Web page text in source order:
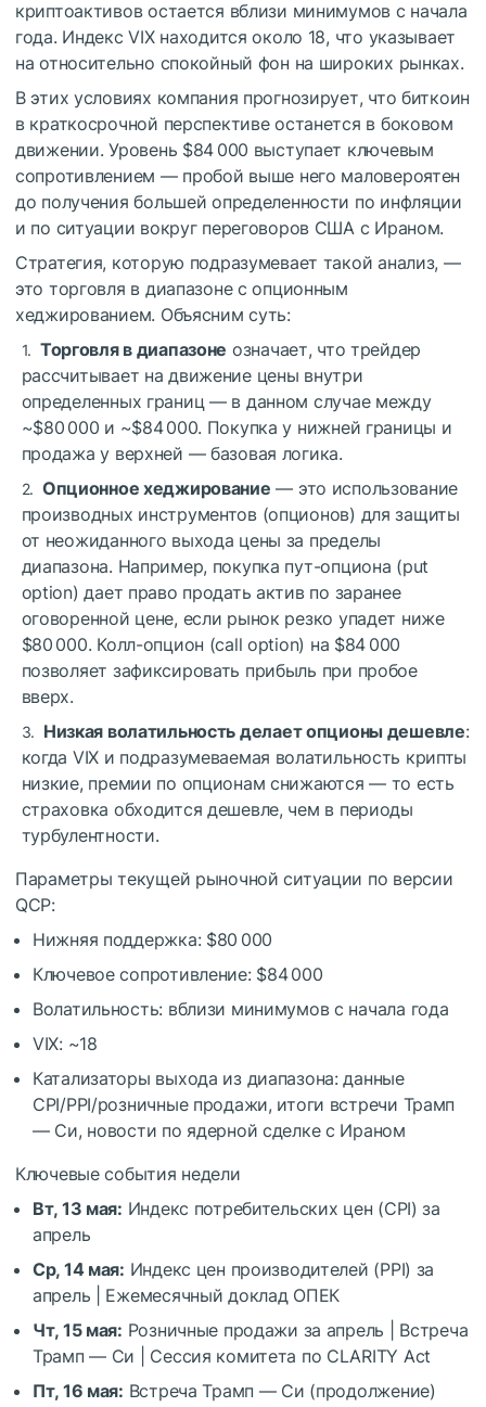
криптоактивов остается вблизи минимумов с начала
года. Индекс VIX находится около 18, что указывает
на относительно спокойный фон на широких рынках.
В этих условиях компания прогнозирует, что биткоин
в краткосрочной перспективе останется в боковом
движении. Уровень $84 000 выступает ключевым
сопротивлением — пробой выше него маловероятен
до получения большей определенности по инфляции
и по ситуации вокруг переговоров США с Ираном.
Стратегия, которую подразумевает такой анализ, —
это торговля в диапазоне с опционным
хеджированием. Объясним суть:
Торговля в диапазоне означает, что трейдер
рассчитывает на движение цены внутри
определенных границ — в данном случае между
~$80 000 и ~$84 000. Покупка у нижней границы и
продажа у верхней — базовая логика.
Опционное хеджирование — это использование
производных инструментов (опционов) для защиты
от неожиданного выхода цены за пределы
диапазона. Например, покупка пут-опциона (put
option) дает право продать актив по заранее
оговоренной цене, если рынок резко упадет ниже
$80 000. Колл-опцион (call option) на $84 000
позволяет зафиксировать прибыль при пробое
вверх.
Низкая волатильность делает опционы дешевле:
когда VIX и подразумеваемая волатильность крипты
низкие, премии по опционам снижаются — то есть
страховка обходится дешевле, чем в периоды
турбулентности.
Параметры текущей рыночной ситуации по версии
QCP:
Нижняя поддержка: $80 000
Ключевое сопротивление: $84 000
Волатильность: вблизи минимумов с начала года
VIX: ~18
Катализаторы выхода из диапазона: данные
CPI/PPI/розничные продажи, итоги встречи Трамп
— Си, новости по ядерной сделке с Ираном
Ключевые события недели
Вт, 13 мая: Индекс потребительских цен (CPI) за
апрель
Ср, 14 мая: Индекс цен производителей (PPI) за
апрель | Ежемесячный доклад ОПЕК
Чт, 15 мая: Розничные продажи за апрель | Встреча
Трамп — Си | Сессия комитета по CLARITY Act
Пт, 16 мая: Встреча Трамп — Си (продолжение)